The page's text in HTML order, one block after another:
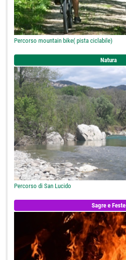
Percorso mountain bike( pista ciclabile)
Natura
Percorso di San Lucido
Sagre e Feste